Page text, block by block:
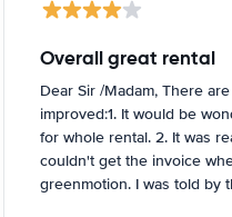
Overall great rental
Dear Sir /Madam, There
improved:1. It would be
for whole rental. 2. It was
couldn't get the invoice
greenmotion. I was told by